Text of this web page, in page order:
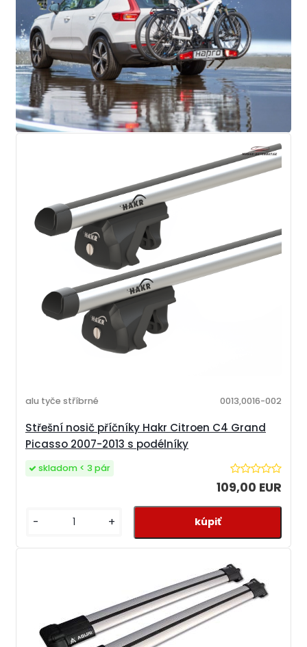
Střešní nosič příčníky Hakr Citroen C4 Grand
Picasso 2007-2013 s podélníky
alu tyče stříbrné 0013,0016-002
109,00 EUR
skladom < 3 pár
- +